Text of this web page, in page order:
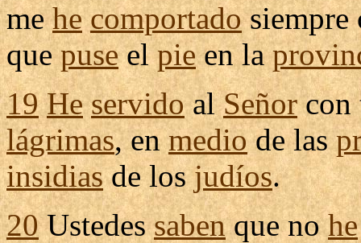
mehe comportadosiempre
quepuseelpieen la
19 He servidoalSeñorcon
lágrimas, enmediode las
insidiasde losjudíos.
20Ustedessabenque nohe